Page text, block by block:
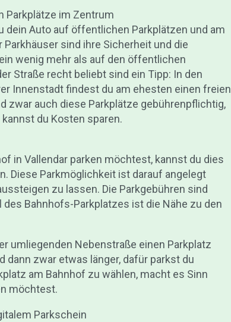
Parkplätze im Zentrum
dein Auto auf öffentlichen Parkplätzen und am
Parkhäuser sind ihre Sicherheit und die
wenig mehr als auf den öffentlichen
Straße recht beliebt sind ein Tipp: In den
Innenstadt findest du am ehesten einen freien
zwar auch diese Parkplätze gebührenpflichtig,
du Kosten sparen.
in Vallendar parken möchtest, kannst du dies
Diese Parkmöglichkeit ist darauf angelegt
zu lassen. Die Parkgebühren sind
Bahnhofs-Parkplatzes ist die Nähe zu den
umliegenden Nebenstraße einen Parkplatz
dann zwar etwas länger, dafür parkst du
am Bahnhof zu wählen, macht es Sinn
möchtest.
Parkschein